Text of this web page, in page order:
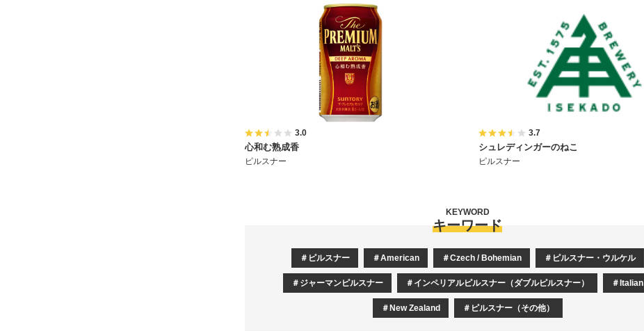
3.0
心和む熟成香
ピルスナー
3.7
シュレディンガーのねこ
ピルスナー
キーワード
KEYWORD
ピルスナー American Czech / Bohemian ピルスナー・ウルケル
ジャーマンピルスナー インペリアルピルスナー（ダブルピルスナー） Italian
New Zealand ピルスナー（その他）